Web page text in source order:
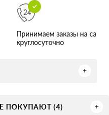
Принимаем заказы на сайте
круглосуточно
ПОКУПАЮТ (4)